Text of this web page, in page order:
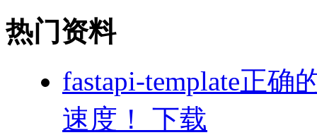
热门资料
fastapi-template正确
速度！ 下载